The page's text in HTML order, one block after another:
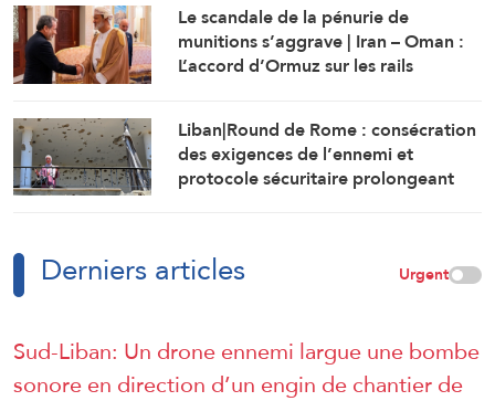
Le scandale de la pénurie de
munitions s’aggrave | Iran – Oman :
L’accord d’Ormuz sur les rails
Liban|Round de Rome : consécration
des exigences de l’ennemi et
protocole sécuritaire prolongeant
Derniers articles Urgent
Sud-Liban: Un drone ennemi largue une bombe
sonore en direction d’un engin de chantier de